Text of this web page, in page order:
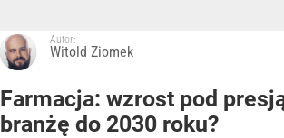
Autor:
Witold Ziomek
Farmacja: wzrost pod
branżę do 2030 roku?